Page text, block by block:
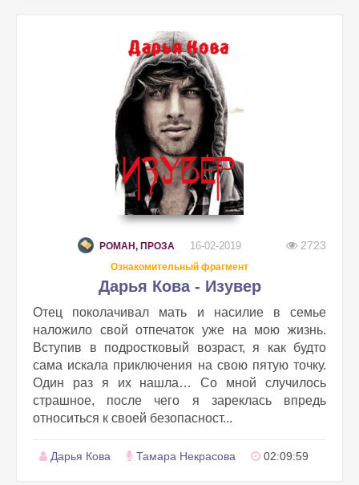
РОМАН, ПРОЗА 16-02-2019 2723
Ознакомительный фрагмент
Дарья Кова - Изувер
Отец поколачивал мать и насилие в семье
наложило свой отпечаток уже на мою жизнь.
Вступив в подростковый возраст, я как будто
сама искала приключения на свою пятую точку.
Один раз я их нашла… Со мной случилось
страшное, после чего я зареклась впредь
относиться к своей безопасност...
Дарья Кова Тамара Некрасова 02:09:59